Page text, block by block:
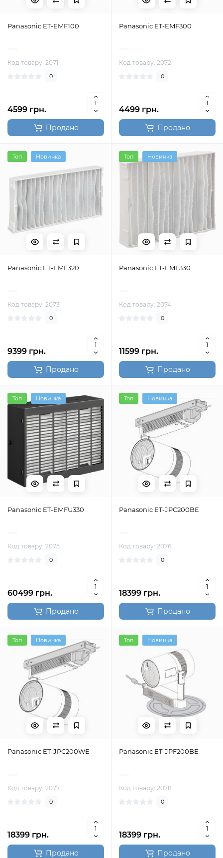
Panasonic ET-EMF100
Код товару: 2071
0
4599 грн.
Продано
Panasonic ET-EMF300
Код товару: 2072
0
4499 грн.
Продано
Топ Новинка
Panasonic ET-EMF320
Код товару: 2073
0
9399 грн.
Продано
Топ Новинка
Panasonic ET-EMF330
Код товару: 2074
0
11599 грн.
Продано
Топ Новинка
Panasonic ET-EMFU330
Код товару: 2075
0
60499 грн.
Продано
Топ Новинка
Panasonic ET-JPC200BE
Код товару: 2076
0
18399 грн.
Продано
Топ Новинка
Panasonic ET-JPC200WE
Код товару: 2077
0
18399 грн.
Продано
Топ Новинка
Panasonic ET-JPF200BE
Код товару: 2078
0
18399 грн.
Продано